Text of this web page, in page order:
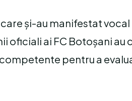
și-au manifestat vocal
oficiali ai FC Botoșani au
pentru a